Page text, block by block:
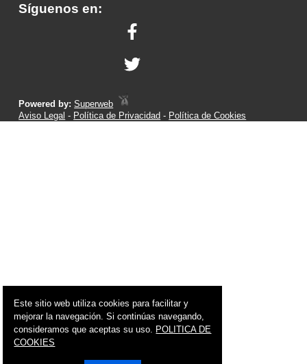
Síguenos en:
Powered by:Superweb
Aviso Legal - Política de Privacidad - Política de Cookies
Este sitio web utiliza cookies para facilitar y
mejorar la navegación. Si continúas navegando,
consideramos que aceptas su uso. POLITICA DE
COOKIES